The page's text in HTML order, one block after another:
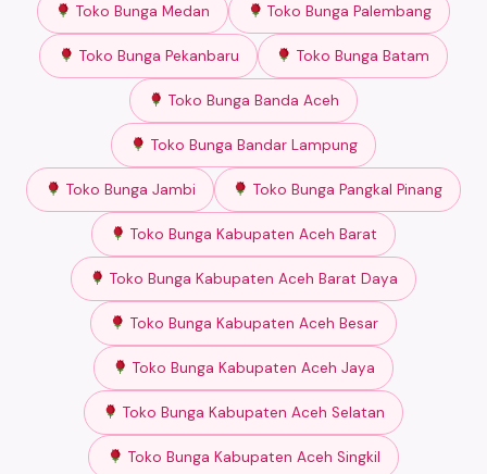
Toko Bunga Medan Toko Bunga Palembang
Toko Bunga Pekanbaru Toko Bunga Batam
Toko Bunga Banda Aceh
Toko Bunga Bandar Lampung
Toko Bunga Jambi Toko Bunga Pangkal Pinang
Toko Bunga Kabupaten Aceh Barat
Toko Bunga Kabupaten Aceh Barat Daya
Toko Bunga Kabupaten Aceh Besar
Toko Bunga Kabupaten Aceh Jaya
Toko Bunga Kabupaten Aceh Selatan
Toko Bunga Kabupaten Aceh Singkil